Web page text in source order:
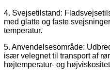
4. Svejsetilstand:
med glatte og faste
temperatur.
5. Anvendelsesområde:
især velegnet til transport af
højtemperatur- og